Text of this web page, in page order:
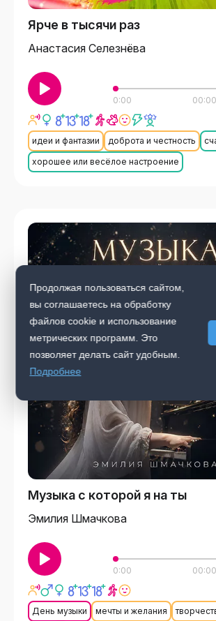
Ярче в тысячи раз
Анастасия Селезнёва
0:00 00:00
идеи и фантазии доброта и честность
хорошее или весёлое настроение
Музыка с которой я на ты
Эмилия Шмачкова
0:00 00:00
День музыки мечты и желания
Продолжая пользоваться сайтом,
вы соглашаетесь на обработку
файлов cookie и использование
метрических программ. Это
позволяет делать сайт удобным.
Подробнее